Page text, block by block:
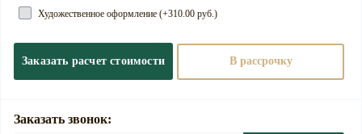
Художественное оформление (+310.00 руб.)
Заказать расчет стоимости В рассрочку
Заказать звонок: